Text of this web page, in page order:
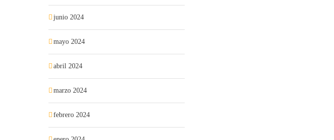
junio 2024
mayo 2024
abril 2024
marzo 2024
febrero 2024